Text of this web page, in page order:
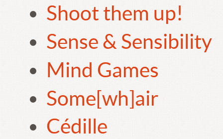
Shoot them up!
Sense & Sensibility
Mind Games
Some[wh]air
Cédille